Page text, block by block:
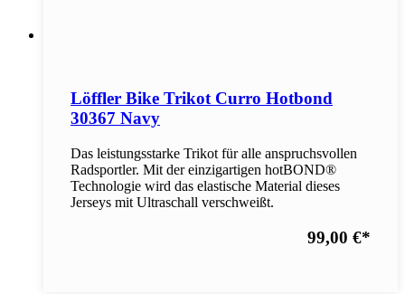
Löffler Bike Trikot Curro Hotbond
30367 Navy
Das leistungsstarke Trikot für alle anspruchsvollen
Radsportler. Mit der einzigartigen hotBOND®
Technologie wird das elastische Material dieses
Jerseys mit Ultraschall verschweißt.
99,00 €*